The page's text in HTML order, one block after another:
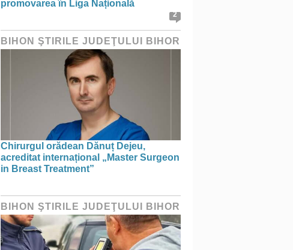
promovarea în Liga Națională
2
BIHON ŞTIRILE JUDEŢULUI BIHOR
Chirurgul orădean Dănuț Dejeu,
acreditat internațional „Master Surgeon
in Breast Treatment”
BIHON ŞTIRILE JUDEŢULUI BIHOR